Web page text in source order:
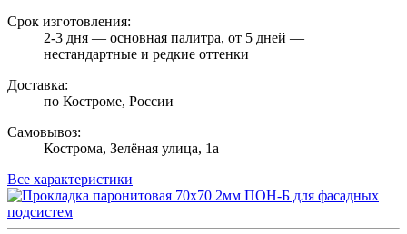
Срок изготовления:
2-3 дня — основная палитра, от 5 дней —
нестандартные и редкие оттенки
Доставка:
по Костроме, России
Самовывоз:
Кострома, Зелёная улица, 1а
Все характеристики